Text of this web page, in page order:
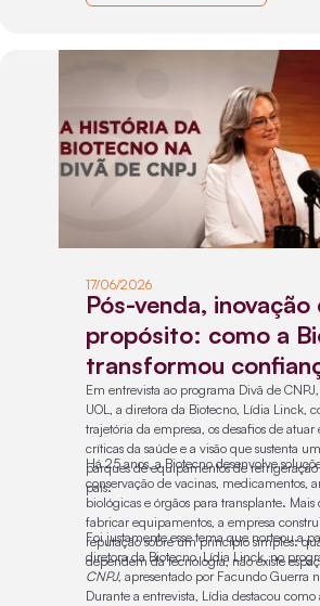
17/06/2026
Pós-venda, inovação
propósito: como a
transformou
diferencial
Em entrevista ao programa Divã de
UOL, a diretora da Biotecno, Lídia Linck,
trajetória da empresa, os desafios de atuar
críticas da saúde e a visão que sustenta
parques de equipamentos de
país.
Há 25 anos, a Biotecno desenvolve
conservação de vacinas, medicamentos,
biológicas e órgãos para transplante. Mais
fabricar equipamentos, a empresa
reputação sobre um princípio simples:
dependem da tecnologia, não existe
Foi justamente esse tema que norteou a
diretora da Biotecno, Lídia Linck, no
CNPJ, apresentado por Facundo Guerra
Durante a entrevista, Lídia destacou como